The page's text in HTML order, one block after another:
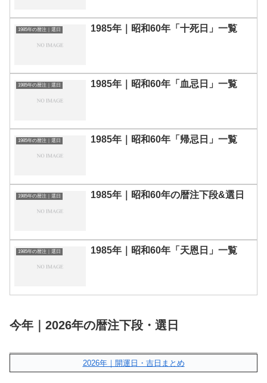
1985年の暦注｜選日 1985年｜昭和60年「十死日」一覧
1985年の暦注｜選日 1985年｜昭和60年「血忌日」一覧
1985年の暦注｜選日 1985年｜昭和60年「帰忌日」一覧
1985年の暦注｜選日 1985年｜昭和60年の暦注下段&選日
1985年の暦注｜選日 1985年｜昭和60年「天恩日」一覧
今年｜2026年の暦注下段・選日
2026年｜開運日・吉日まとめ